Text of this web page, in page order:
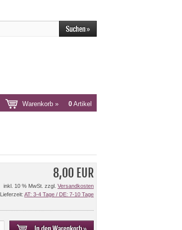
Warenkorb » 0 Artikel
8,00 EUR
inkl. 10 % MwSt. zzgl. Versandkosten
Lieferzeit: AT: 3-4 Tage / DE: 7-10 Tage